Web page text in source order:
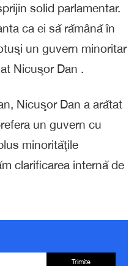
solid parlamentar.
ca ei să rămână în
un guvern minoritar
Nicuşor Dan .
Nicuşor Dan a arătat
un guvern cu
minorităţile
clarificarea internă de
Trimite